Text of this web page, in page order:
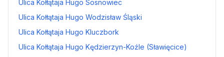
Ulica Kołłątaja Hugo Sosnowiec
Ulica Kołłątaja Hugo Wodzisław Śląski
Ulica Kołłątaja Hugo Kluczbork
Ulica Kołłątaja Hugo Kędzierzyn-Koźle (Sławięcice)